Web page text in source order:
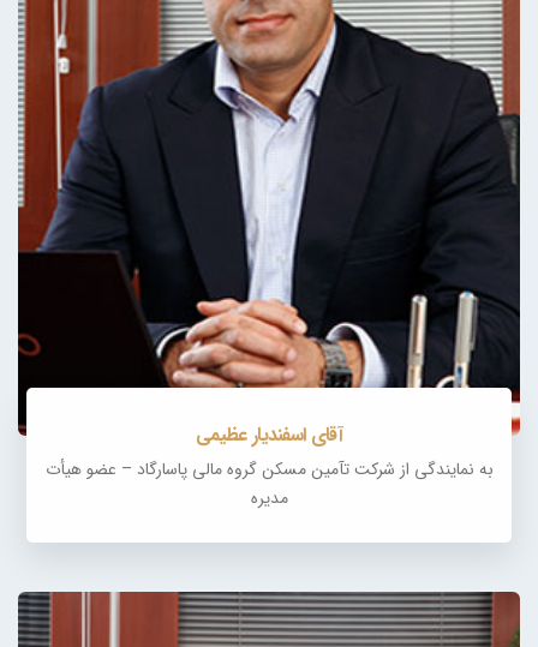
آقای اسفندیار عظیمی
به نمایندگی از شرکت تآمین مسکن گروه مالی پاسارگاد – عضو هیأت‌
مدیره